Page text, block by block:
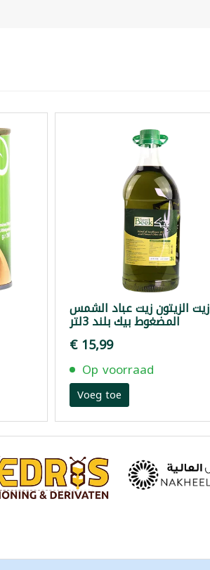
زيت الزيتون زيت عباد الشمس
المضغوط بيك بلند 3لتر
€ 15,99
Op voorraad
Voeg toe